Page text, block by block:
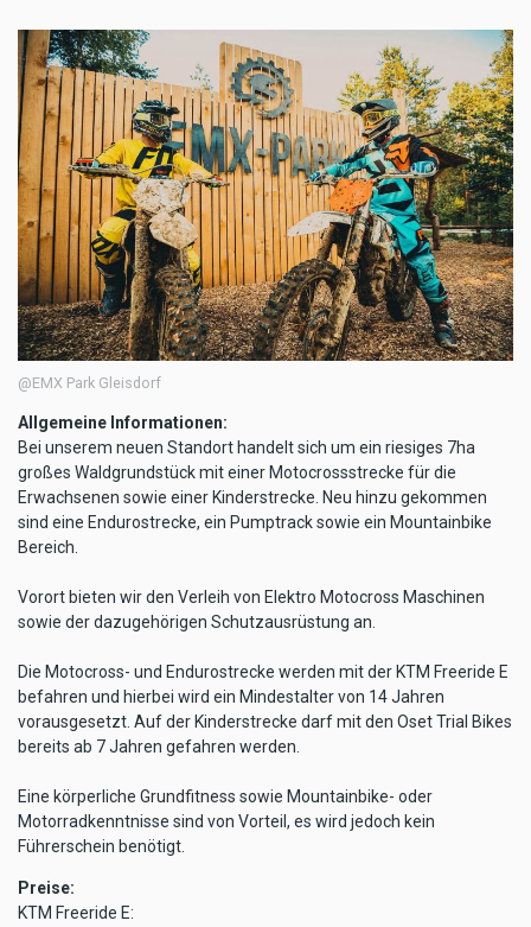
@EMX Park Gleisdorf
Allgemeine Informationen:
Bei unserem neuen Standort handelt sich um ein riesiges 7ha
großes Waldgrundstück mit einer Motocrossstrecke für die
Erwachsenen sowie einer Kinderstrecke. Neu hinzu gekommen
sind eine Endurostrecke, ein Pumptrack sowie ein Mountainbike
Bereich.
Vorort bieten wir den Verleih von Elektro Motocross Maschinen
sowie der dazugehörigen Schutzausrüstung an.
Die Motocross- und Endurostrecke werden mit der KTM Freeride E
befahren und hierbei wird ein Mindestalter von 14 Jahren
vorausgesetzt. Auf der Kinderstrecke darf mit den Oset Trial Bikes
bereits ab 7 Jahren gefahren werden.
Eine körperliche Grundfitness sowie Mountainbike- oder
Motorradkenntnisse sind von Vorteil, es wird jedoch kein
Führerschein benötigt.
Preise:
KTM Freeride E: